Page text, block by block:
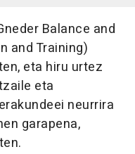
Balance and
and Training)
eta hiru urtez
eta
neurrira
garapena,